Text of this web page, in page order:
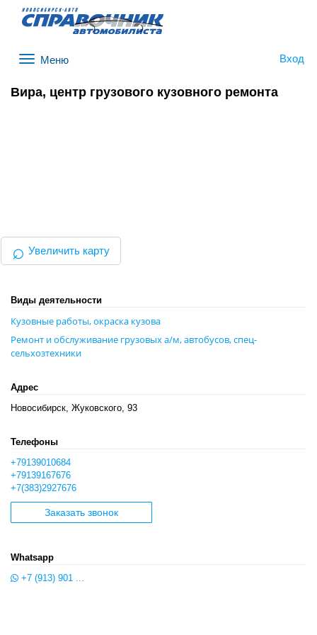
Вход
Вира, центр грузового кузовного ремонта
⌕ Увеличить карту
Виды деятельности
Кузовные работы, окраска кузова
Ремонт и обслуживание грузовых а/м, автобусов, спец-
сельхозтехники
Адрес
Новосибирск, Жуковского, 93
Телефоны
+79139010684
+79139167676
+7(383)2927676
Заказать звонок
Whatsapp
+7 (913) 901 ...